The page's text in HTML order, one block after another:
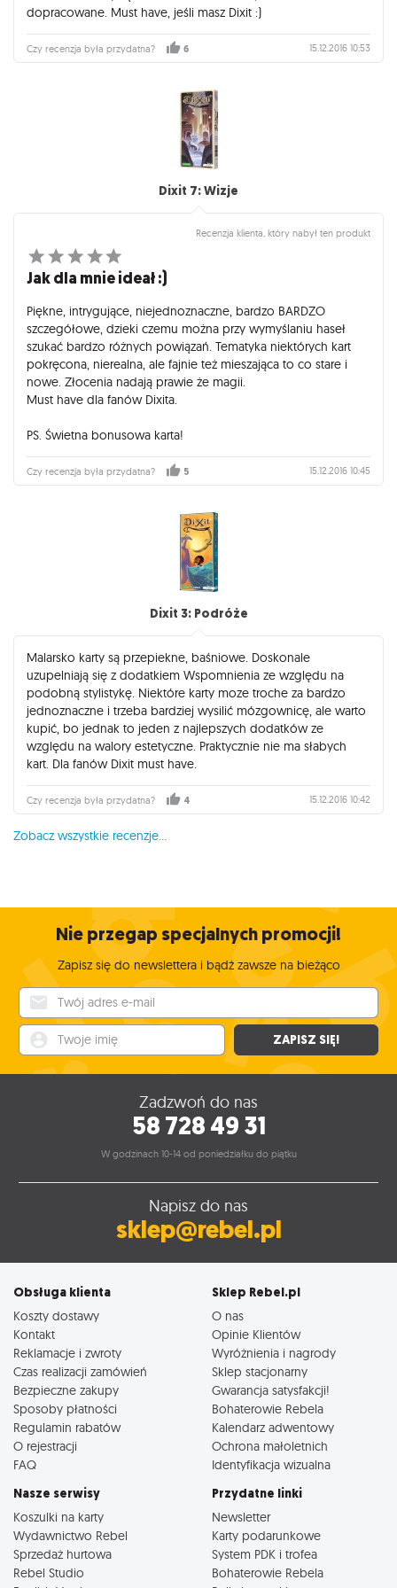
dopracowane. Must have, jeśli masz Dixit :)
Czy recenzja była przydatna? 6 15.12.2016 10:53
Dixit 7: Wizje
Recenzja klienta, który nabył ten produkt
Jak dla mnie ideał :)
Piękne, intrygujące, niejednoznaczne, bardzo BARDZO
szczegółowe, dzieki czemu można przy wymyślaniu haseł
szukać bardzo różnych powiązań. Tematyka niektórych kart
pokręcona, nierealna, ale fajnie też mieszająca to co stare i
nowe. Złocenia nadają prawie że magii.
Must have dla fanów Dixita.
PS. Świetna bonusowa karta!
Czy recenzja była przydatna? 5 15.12.2016 10:45
Dixit 3: Podróże
Malarsko karty są przepiekne, baśniowe. Doskonale
uzupelniają się z dodatkiem Wspomnienia ze względu na
podobną stylistykę. Niektóre karty moze troche za bardzo
jednoznaczne i trzeba bardziej wysilić mózgownicę, ale warto
kupić, bo jednak to jeden z najlepszych dodatków ze
względu na walory estetyczne. Praktycznie nie ma słabych
kart. Dla fanów Dixit must have.
Czy recenzja była przydatna? 4 15.12.2016 10:42
Zobacz wszystkie recenzje...
Nie przegap specjalnych promocji!
Zapisz się do newslettera i bądź zawsze na bieżąco
ZAPISZ SIĘ!
Zadzwoń do nas
58 728 49 31
W godzinach 10-14 od poniedziałku do piątku
Napisz do nas
sklep@rebel.pl
Obsługa klienta
Koszty dostawy
Kontakt
Reklamacje i zwroty
Czas realizacji zamówień
Bezpieczne zakupy
Sposoby płatności
Regulamin rabatów
O rejestracji
FAQ
Sklep Rebel.pl
O nas
Opinie Klientów
Wyróżnienia i nagrody
Sklep stacjonarny
Gwarancja satysfakcji!
Bohaterowie Rebela
Kalendarz adwentowy
Ochrona małoletnich
Identyfikacja wizualna
Nasze serwisy
Koszulki na karty
Wydawnictwo Rebel
Sprzedaż hurtowa
Rebel Studio
Przydatne linki
Newsletter
Karty podarunkowe
System PDK i trofea
Bohaterowie Rebela